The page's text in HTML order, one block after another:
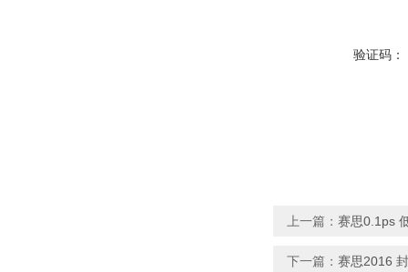
验证码：
上一篇： 赛思0.1ps
下一篇： 赛思2016